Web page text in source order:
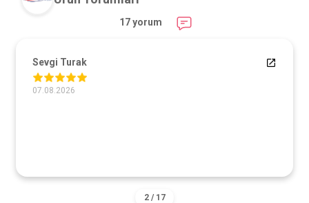
17 yorum
Sevgi Turak
07.08.2026